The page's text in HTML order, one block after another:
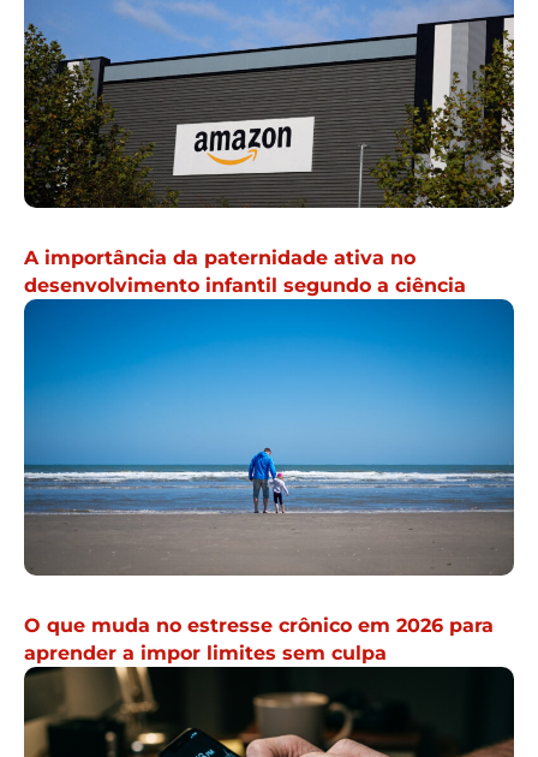
A importância da paternidade ativa no
desenvolvimento infantil segundo a ciência
O que muda no estresse crônico em 2026 para
aprender a impor limites sem culpa